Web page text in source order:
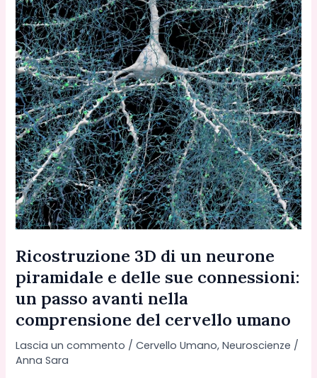
Ricostruzione 3D di un neurone
piramidale e delle sue connessioni:
un passo avanti nella
comprensione del cervello umano
Lascia un commento /Cervello Umano,Neuroscienze /
Anna Sara